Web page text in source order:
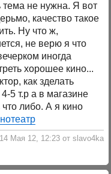
тема не нужна. Я вот
качество такое
Ну что ж,
не верю я что
иногда
хорошее кино...
как зделать
5 т.р а в магазине
либо. А я кино
Мая 12, 12:23 от slavo4ka